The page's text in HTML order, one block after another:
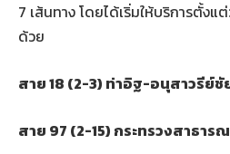
7 เส้นทาง โดยได้เริ่มให้บริการตั้งแ
ด้วย
สาย 18 (2-3) ท่าอิฐ-อนุสาวรีย์
สาย 97 (2-15) กระทรวงสาธา